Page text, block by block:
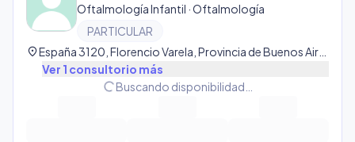
Oftalmología Infantil · Oftalmología
PARTICULAR
location_on
Ver 1 consultorio más
progress_activityBuscando disponibilidad…